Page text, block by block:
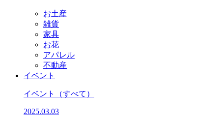
お土産
雑貨
家具
お花
アパレル
不動産
イベント
イベント （すべて）
2025.03.03